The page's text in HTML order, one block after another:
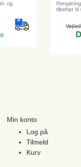
og
tilbehør til
Min konto
Log på
Tilmeld
Kurv